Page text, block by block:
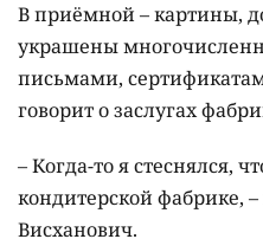
В приёмной – картины,
украшены
письмами,
говорит о заслугах
– Когда-то я стеснялся,
кондитерской фабрике,
Висханович.